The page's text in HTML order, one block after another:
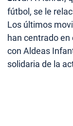
fútbol, se le
Los últimos
han centrado en
con Aldeas
solidaria de la